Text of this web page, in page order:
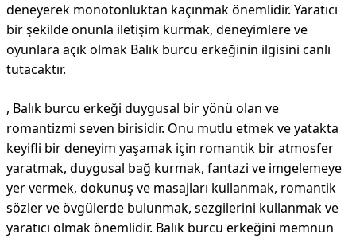
deneyerek monotonluktan kaçınmak önemlidir. Yaratıcı
bir şekilde onunla iletişim kurmak, deneyimlere ve
oyunlara açık olmak Balık burcu erkeğinin ilgisini canlı
tutacaktır.
, Balık burcu erkeği duygusal bir yönü olan ve
romantizmi seven birisidir. Onu mutlu etmek ve yatakta
keyifli bir deneyim yaşamak için romantik bir atmosfer
yaratmak, duygusal bağ kurmak, fantazi ve imgelemeye
yer vermek, dokunuş ve masajları kullanmak, romantik
sözler ve övgülerde bulunmak, sezgilerini kullanmak ve
yaratıcı olmak önemlidir. Balık burcu erkeğini memnun